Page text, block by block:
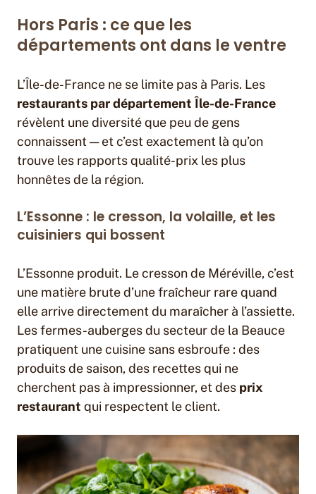
Hors Paris : ce que les
départements ont dans le ventre
L’Île-de-France ne se limite pas à Paris. Les
restaurants par département Île-de-France
révèlent une diversité que peu de gens
connaissent — et c’est exactement là qu’on
trouve les rapports qualité-prix les plus
honnêtes de la région.
L’Essonne : le cresson, la volaille, et les
cuisiniers qui bossent
L’Essonne produit. Le cresson de Méréville, c’est
une matière brute d’une fraîcheur rare quand
elle arrive directement du maraîcher à l’assiette.
Les fermes-auberges du secteur de la Beauce
pratiquent une cuisine sans esbroufe : des
produits de saison, des recettes qui ne
cherchent pas à impressionner, et des prix
restaurant qui respectent le client.